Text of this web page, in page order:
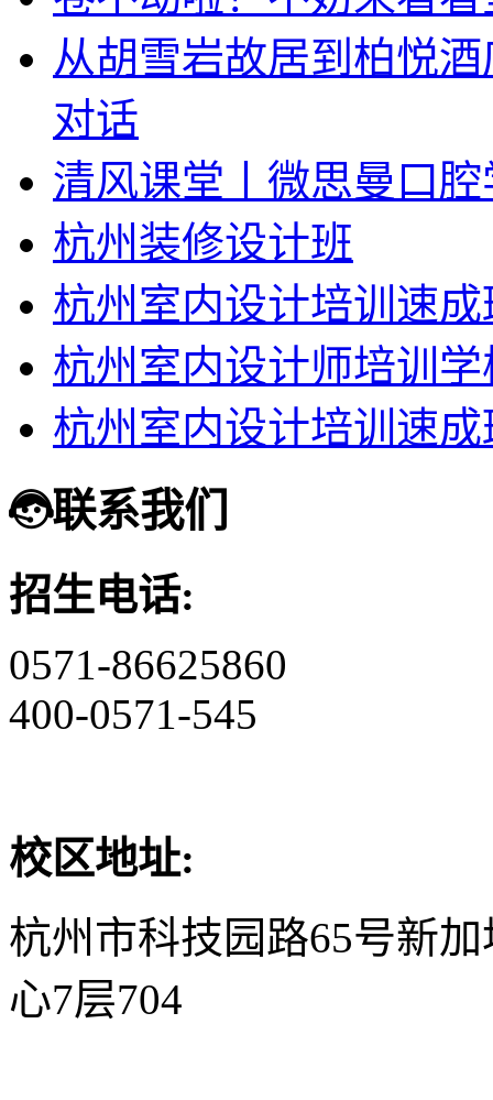
从胡雪岩故居到柏悦
对话
清风课堂丨微思曼口
杭州装修设计班
杭州室内设计培训速成
杭州室内设计师培训
杭州室内设计培训速成
联系我们
招生电话:
0571-86625860
400-0571-545
校区地址:
杭州市科技园路65号新
心7层704